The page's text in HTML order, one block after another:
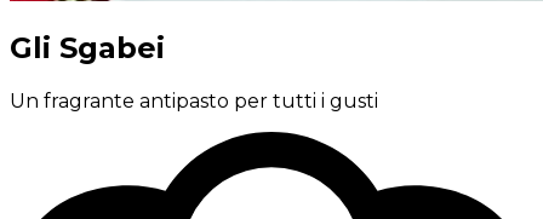
Gli Sgabei
Un fragrante antipasto per tutti i gusti